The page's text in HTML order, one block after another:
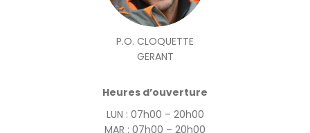
P.O. CLOQUETTE
GERANT
Heures d’ouverture
LUN : 07h00 – 20h00
MAR : 07h00 – 20h00